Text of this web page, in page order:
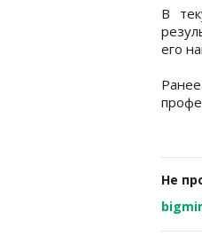
В
его
Не